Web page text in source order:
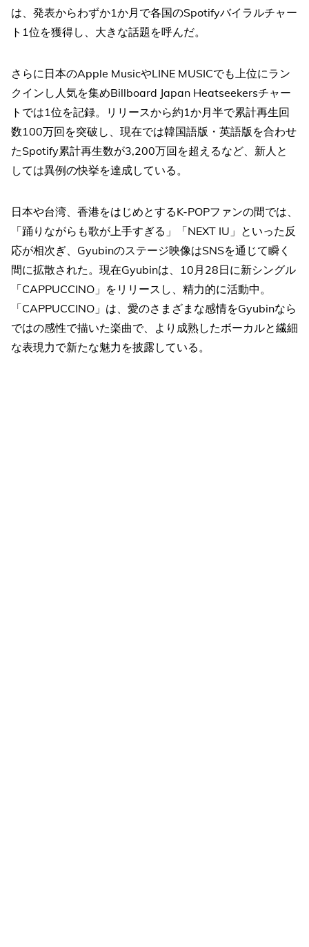
は、発表からわずか1か月で各国のSpotifyバイラルチャー
ト1位を獲得し、大きな話題を呼んだ。
さらに日本のApple MusicやLINE MUSICでも上位にラン
クインし人気を集めBillboard Japan Heatseekersチャー
トでは1位を記録。リリースから約1か月半で累計再生回
数100万回を突破し、現在では韓国語版・英語版を合わせ
たSpotify累計再生数が3,200万回を超えるなど、新人と
しては異例の快挙を達成している。
日本や台湾、香港をはじめとするK-POPファンの間では、
「踊りながらも歌が上手すぎる」「NEXT IU」といった反
応が相次ぎ、Gyubinのステージ映像はSNSを通じて瞬く
間に拡散された。現在Gyubinは、10月28日に新シングル
「CAPPUCCINO」をリリースし、精力的に活動中。
「CAPPUCCINO」は、愛のさまざまな感情をGyubinなら
ではの感性で描いた楽曲で、より成熟したボーカルと繊細
な表現力で新たな魅力を披露している。